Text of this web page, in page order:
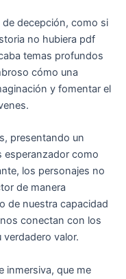
decepción, como si
no hubiera pdf
temas profundos
cómo una
y fomentar el
presentando un
esperanzador como
los personajes no
de manera
de nuestra capacidad
conectan con los
valor.
inmersiva, que me